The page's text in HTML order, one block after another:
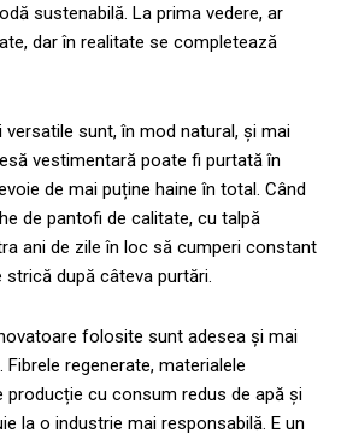
sustenabilă. La prima vedere, ar
dar în realitate se completează
sunt, în mod natural, și mai
vestimentară poate fi purtată în
de mai puține haine în total. Când
de pantofi de calitate, cu talpă
ani de zile în loc să cumperi constant
după câteva purtări.
folosite sunt adesea și mai
regenerate, materialele
producție cu consum redus de apă și
la o industrie mai responsabilă. E un